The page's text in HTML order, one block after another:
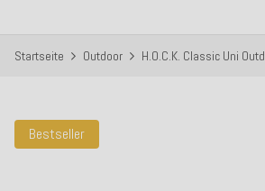
Startseite Outdoor H.O.C.K. Classic Uni
Bestseller